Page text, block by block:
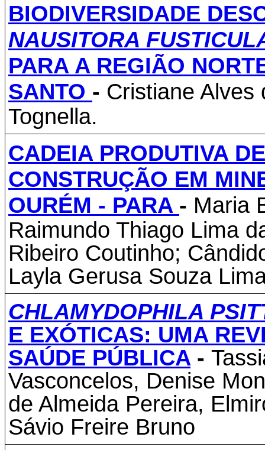
BIODIVERSIDADE
NAUSITORA
PARA A REGIÃO
SANTO - Cristiane Alves
Tognella.
CADEIA PRODUTIVA
CONSTRUÇÃO EM
OURÉM - PARA - Maria
Raimundo Thiago Lima
Ribeiro Coutinho;
Layla Gerusa Souza
CHLAMYDOPHILA
E EXÓTICAS: UMA
SAÚDE PÚBLICA -
Vasconcelos, Denise
de Almeida Pereira,
Sávio Freire Bruno